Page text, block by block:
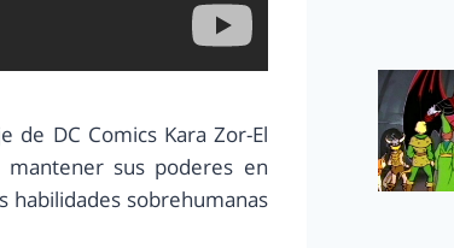
de DC Comics Kara Zor-El
mantener sus poderes en
habilidades sobrehumanas